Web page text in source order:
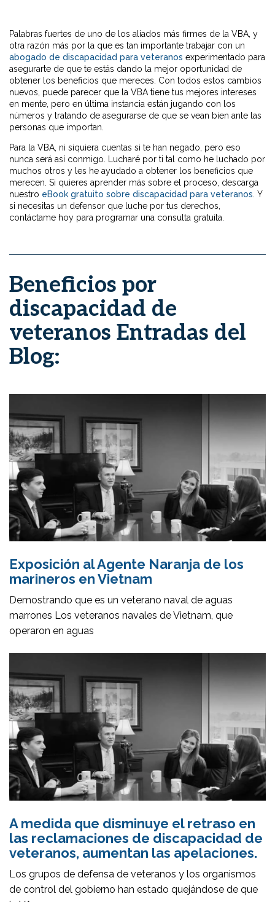
Palabras fuertes de uno de los aliados más firmes de la VBA, y
otra razón más por la que es tan importante trabajar con un
abogado de discapacidad para veteranos experimentado para
asegurarte de que te estás dando la mejor oportunidad de
obtener los beneficios que mereces. Con todos estos cambios
nuevos, puede parecer que la VBA tiene tus mejores intereses
en mente, pero en última instancia están jugando con los
números y tratando de asegurarse de que se vean bien ante las
personas que importan.
Para la VBA, ni siquiera cuentas si te han negado, pero eso
nunca será así conmigo. Lucharé por ti tal como he luchado por
muchos otros y les he ayudado a obtener los beneficios que
merecen. Si quieres aprender más sobre el proceso, descarga
nuestro eBook gratuito sobre discapacidad para veteranos . Y
si necesitas un defensor que luche por tus derechos,
contáctame hoy para programar una consulta gratuita.
Beneficios por
discapacidad de
veteranos Entradas del
Blog:
Exposición al Agente Naranja de los
marineros en Vietnam
Demostrando que es un veterano naval de aguas
marrones Los veteranos navales de Vietnam, que
operaron en aguas
A medida que disminuye el retraso en
las reclamaciones de discapacidad de
veteranos, aumentan las apelaciones.
Los grupos de defensa de veteranos y los organismos
de control del gobierno han estado quejándose de que